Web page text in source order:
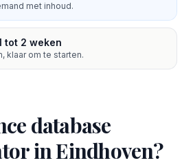
met inhoud.
tot 2 weken
klaar om te starten.
database
in Eindhoven?